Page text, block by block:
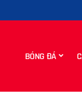
BÓNG ĐÁ